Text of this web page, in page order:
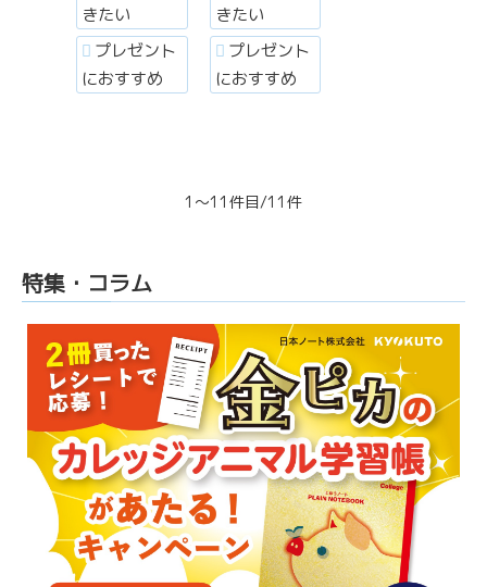
きたい
プレゼント
におすすめ
きたい
プレゼント
におすすめ
1～11件目/11件
特集・コラム